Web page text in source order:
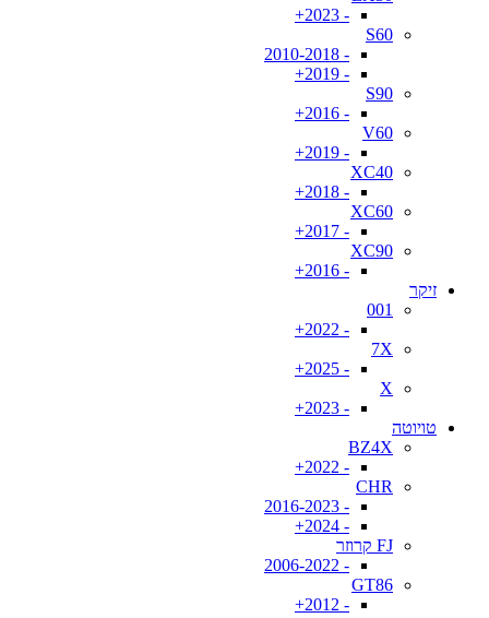
- 2023+
S60
- 2010-2018
- 2019+
S90
- 2016+
V60
- 2019+
XC40
- 2018+
XC60
- 2017+
XC90
- 2016+
זיקר
001
- 2022+
7X
- 2025+
X
- 2023+
טויוטה
BZ4X
- 2022+
CHR
- 2016-2023
- 2024+
FJ קרוזר
- 2006-2022
GT86
- 2012+